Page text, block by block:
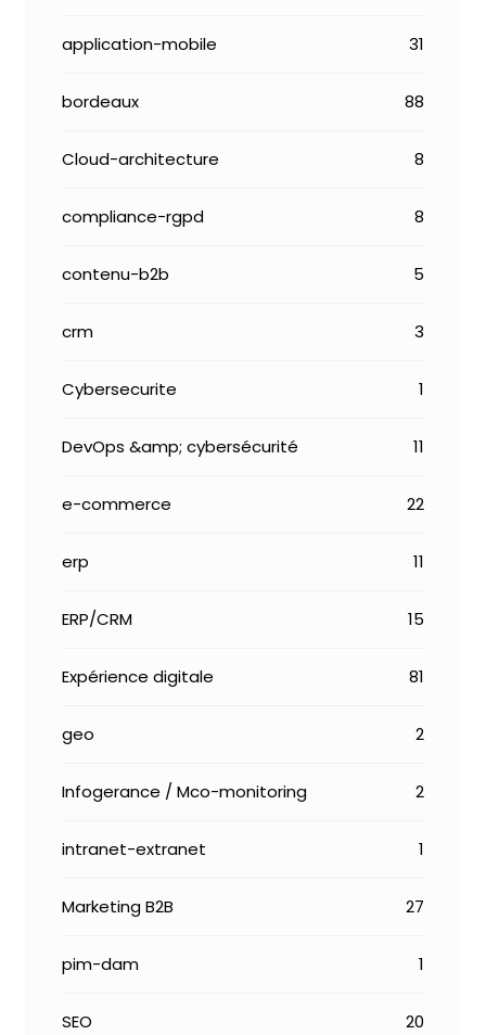
application-mobile 31
bordeaux 88
Cloud-architecture 8
compliance-rgpd 8
contenu-b2b 5
crm 3
Cybersecurite 1
DevOps &amp; cybersécurité 11
e-commerce 22
erp 11
ERP/CRM 15
Expérience digitale 81
geo 2
Infogerance / Mco-monitoring 2
intranet-extranet 1
Marketing B2B 27
pim-dam 1
SEO 20